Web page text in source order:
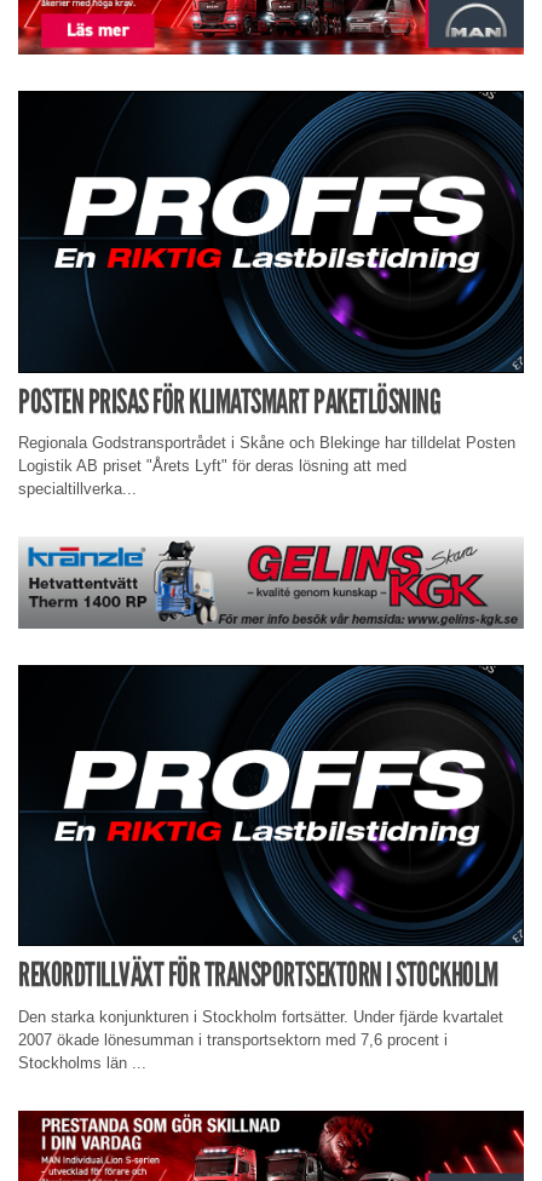
POSTEN PRISAS FÖR KLIMATSMART PAKETLÖSNING
Regionala Godstransportrådet i Skåne och Blekinge har tilldelat Posten
Logistik AB priset "Årets Lyft" för deras lösning att med
specialtillverka...
REKORDTILLVÄXT FÖR TRANSPORTSEKTORN I STOCKHOLM
Den starka konjunkturen i Stockholm fortsätter. Under fjärde kvartalet
2007 ökade lönesumman i transportsektorn med 7,6 procent i
Stockholms län ...